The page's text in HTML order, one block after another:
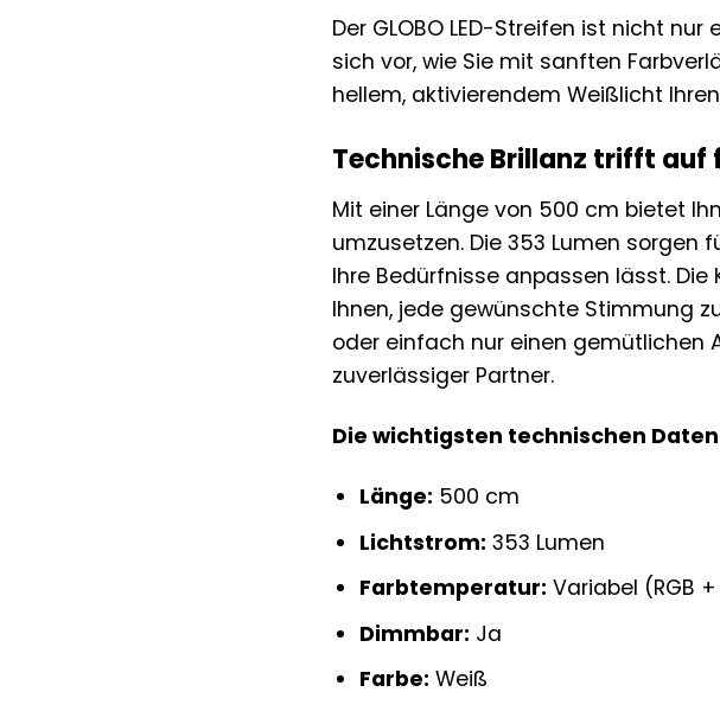
Der GLOBO LED-Streifen ist nicht
sich vor, wie Sie mit sanften
hellem, aktivierendem Weißlicht
Technische Brillanz trifft auf
Mit einer Länge von 500 cm bietet
umzusetzen. Die 353 Lumen
Ihre Bedürfnisse anpassen lässt.
Ihnen, jede gewünschte Stimmung
oder einfach nur einen gemütlichen
zuverlässiger Partner.
Die wichtigsten technischen
Länge: 500 cm
Lichtstrom: 353 Lumen
Farbtemperatur: Variabel (RGB
Dimmbar: Ja
Farbe: Weiß